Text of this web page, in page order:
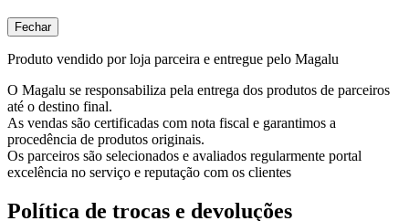
Fechar
Produto vendido por loja parceira e entregue pelo Magalu
O Magalu se responsabiliza pela entrega dos produtos de parceiros
até o destino final.
As vendas são certificadas com nota fiscal e garantimos a
procedência de produtos originais.
Os parceiros são selecionados e avaliados regularmente portal
excelência no serviço e reputação com os clientes
Política de trocas e devoluções